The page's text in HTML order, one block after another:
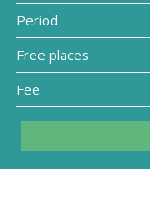
Period
Free places
Fee